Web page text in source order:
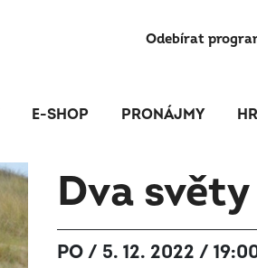
Odebírat
E-SHOP PRONÁJMY
Dva světy
PO / 5. 12. 2022 /